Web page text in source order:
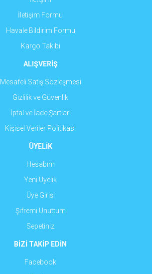
Gönder
İletişim Formu
Havale Bildirim Formu
Kargo Takibi
ALIŞVERİŞ
Mesafeli Satış Sözleşmesi
Gizlilik ve Güvenlik
İptal ve İade Şartları
Kişisel Veriler Politikası
ÜYELİK
Hesabım
Yeni Üyelik
Üye Girişi
Şifremi Unuttum
Sepetiniz
BİZİ TAKİP EDİN
Facebook